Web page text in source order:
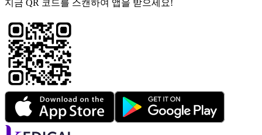
지금 QR 코드를 스캔하여 앱을 받으세요!